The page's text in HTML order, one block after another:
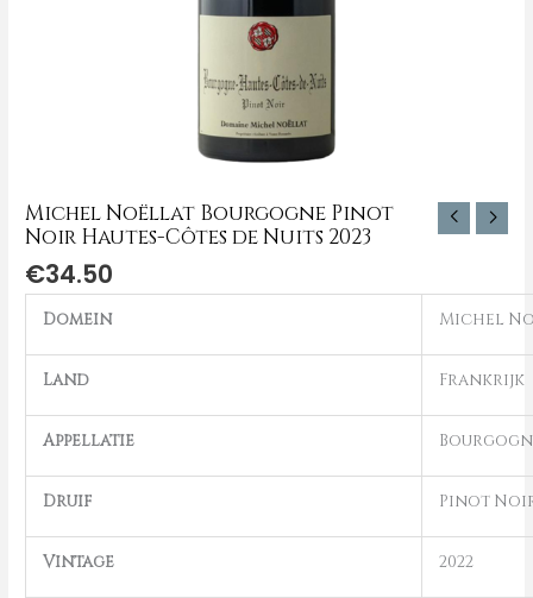
Michel Noëllat Bourgogne Pinot
Noir Hautes-Côtes de Nuits 2023
€34.50
Domein Michel
Land Frankrijk
Appellatie
Druif Pinot
Vintage 2022